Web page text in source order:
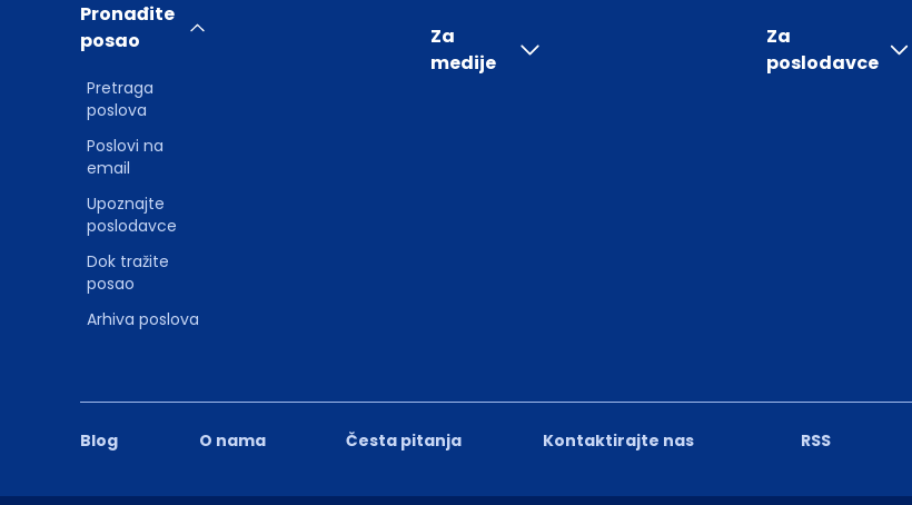
Blog O nama Česta pitanja Kontaktirajte nas RSS
Pronađite
posao
Pretraga
poslova
Poslovi na
email
Upoznajte
poslodavce
Dok tražite
posao
Arhiva poslova
Za
medije
Za
poslodavce